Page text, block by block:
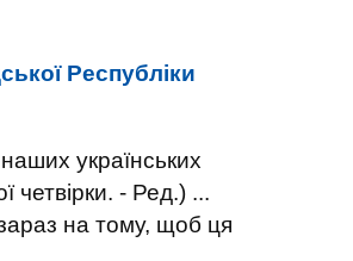
Республіки
українських
четвірки. - Ред.) ...
на тому, щоб ця